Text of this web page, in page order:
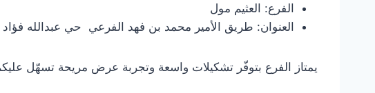
الفرع: العثيم مول
العنوان: طريق الأمير محمد بن فهد الفرعي حي عبدالله فؤاد الدمام 32236 المملكة
يمتاز الفرع بتوفّر تشكيلات واسعة وتجربة عرض مريحة تسهّل